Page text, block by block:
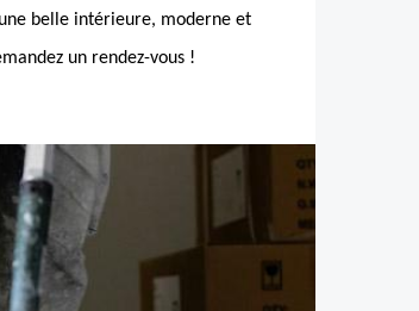
belle intérieure, moderne et
un rendez-vous !